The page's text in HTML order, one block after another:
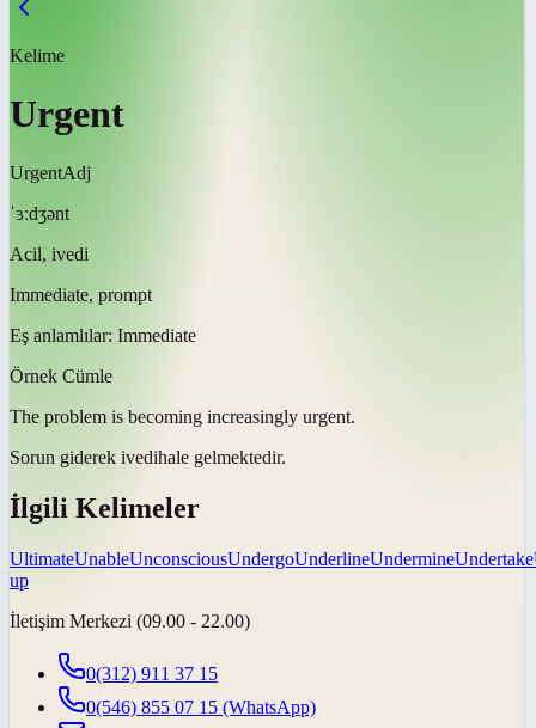
Kelime
Urgent
UrgentAdj
ˈɜːdʒənt
Acil, ivedi
Immediate, prompt
Eş anlamlılar: Immediate
Örnek Cümle
The problem is becoming increasingly urgent.
Sorun giderek ivedihale gelmektedir.
İlgili Kelimeler
UltimateUnableUnconsciousUndergoUnderlineUndermineUndertake
up
İletişim Merkezi (09.00 - 22.00)
0(312) 911 37 15
0(546) 855 07 15 (WhatsApp)